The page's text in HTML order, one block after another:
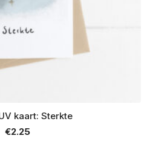
kaart: Sterkte
€2.25